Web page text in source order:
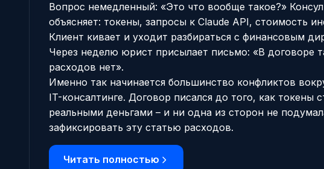
Вопрос немедленный: «Это что вообще такое?»
объясняет: токены, запросы к Claude API, стоимость
Клиент кивает и уходит разбираться с финансовым
Через неделю юрист присылает письмо: «В договоре
расходов нет».
Именно так начинается большинство конфликтов
IT-консалтинге. Договор писался до того, как токены
реальными деньгами – и ни одна из сторон не
зафиксировать эту статью расходов.
Читать полностью